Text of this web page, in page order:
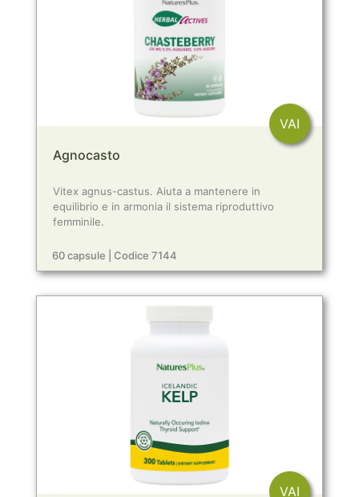
VAI
Agnocasto
Vitex agnus-castus. Aiuta a mantenere in
equilibrio e in armonia il sistema riproduttivo
femminile.
60 capsule | Codice 7144
VAI